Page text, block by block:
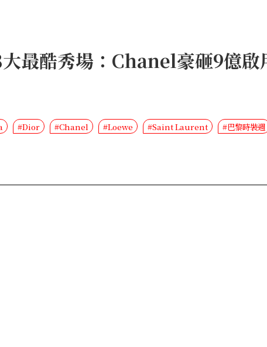
最酷秀場：Chanel豪砸9億啟
#Dior #Chanel #Loewe #Saint Laurent #巴黎時裝週